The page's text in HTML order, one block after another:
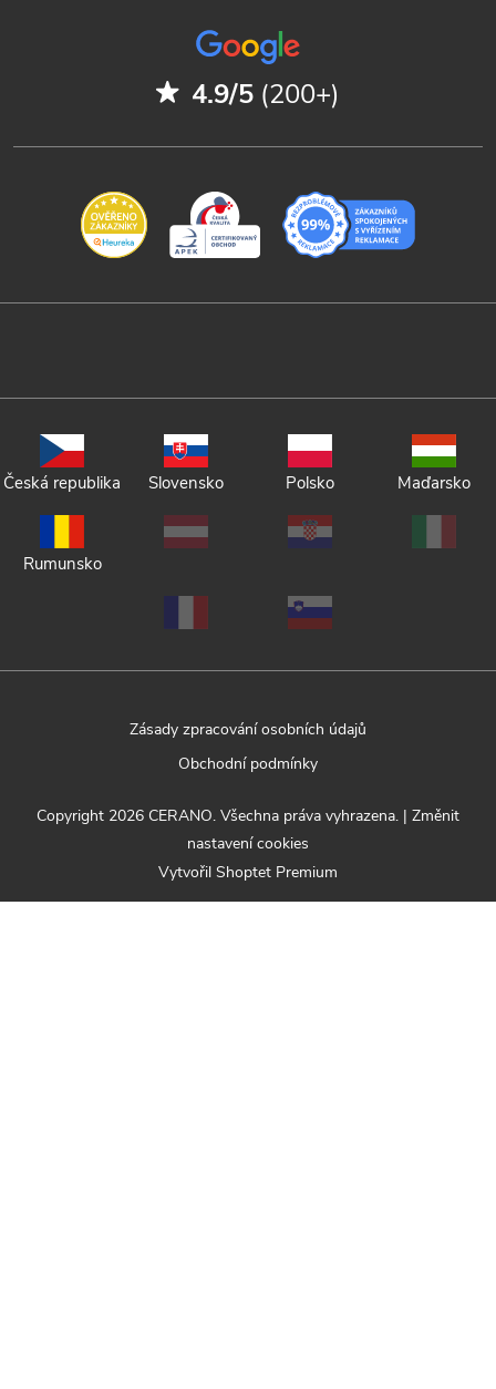
4.9/5 (200+)
Česká republika Slovensko Polsko Maďarsko
Rumunsko
Zásady zpracování osobních údajů
Obchodní podmínky
Vytvořil Shoptet Premium
Copyright 2026 CERANO. Všechna práva vyhrazena. | Změnit
nastavení cookies